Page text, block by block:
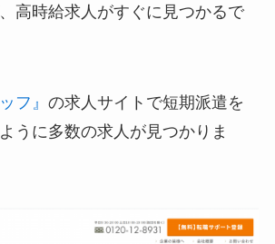
高時給求人がすぐに見つかるで
フ』 の求人サイトで短期派遣を
うに多数の求人が見つかりま